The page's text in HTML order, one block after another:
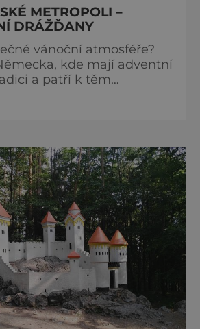
METROPOLI –
DRÁŽĎANY
vánoční atmosféře?
kde mají adventní
a patří k těm
najdete v Drážďanech –
Christkindlesmarktem se
trhy každoročně
nejnavštěvovanějších t